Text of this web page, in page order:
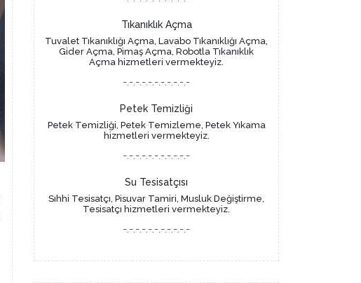
Tıkanıklık Açma
Tuvalet Tıkanıklığı Açma, Lavabo Tıkanıklığı Açma,
Gider Açma, Pimaş Açma, Robotla Tıkanıklık
Açma hizmetleri vermekteyiz.
-.-.-.-.-.-.-.-.-.-.-
Petek Temizliği
Petek Temizliği, Petek Temizleme, Petek Yıkama
hizmetleri vermekteyiz.
-.-.-.-.-.-.-.-.-.-.-
Su Tesisatçısı
Sıhhi Tesisatçı, Pisuvar Tamiri, Musluk Değiştirme,
Tesisatçı hizmetleri vermekteyiz.
-.-.-.-.-.-.-.-.-.-.-